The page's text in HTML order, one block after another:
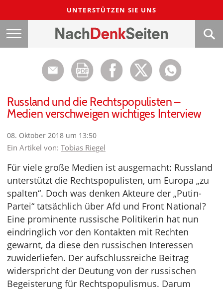
UNTERSTÜTZEN SIE UNS
Russland und die Rechtspopulisten –
Medien verschweigen wichtiges Interview
08. Oktober 2018 um 13:50
Ein Artikel von: Tobias Riegel
Für viele große Medien ist ausgemacht: Russland
unterstützt die Rechtspopulisten, um Europa „zu
spalten“. Doch was denken Akteure der „Putin-
Partei“ tatsächlich über Afd und Front National?
Eine prominente russische Politikerin hat nun
eindringlich vor den Kontakten mit Rechten
gewarnt, da diese den russischen Interessen
zuwiderliefen. Der aufschlussreiche Beitrag
widerspricht der Deutung von der russischen
Begeisterung für Rechtspopulismus. Darum